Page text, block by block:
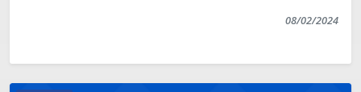
08/02/2024